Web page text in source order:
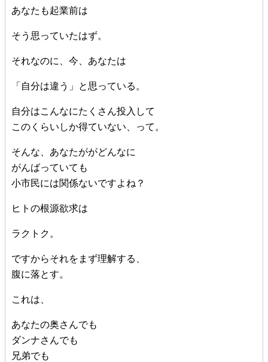
あなたも起業前は
そう思っていたはず。
それなのに、今、あなたは
「自分は違う」と思っている。
自分はこんなにたくさん投入して
このくらいしか得ていない、って。
そんな、あなたががどんなに
がんばっていても
小市民には関係ないですよね？
ヒトの根源欲求は
ラクトク。
ですからそれをまず理解する、
腹に落とす。
これは、
あなたの奥さんでも
ダンナさんでも
兄弟でも